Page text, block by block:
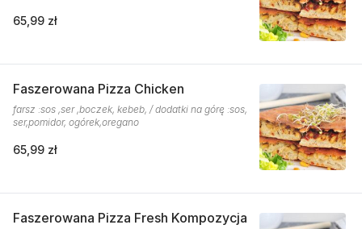
65,99 zł
Faszerowana Pizza Chicken
farsz :sos ,ser ,boczek, kebeb, / dodatki na górę :sos,
ser,pomidor, ogórek,oregano
65,99 zł
Faszerowana Pizza Fresh Kompozycja